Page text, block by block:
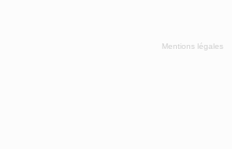
Mentions légales